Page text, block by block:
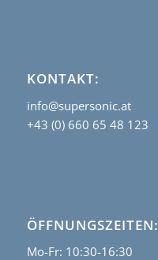
KONTAKT:
info@supersonic.at
+43 (0) 660 65 48 123
ÖFFNUNGSZEITEN:
Mo-Fr: 10:30-16:30